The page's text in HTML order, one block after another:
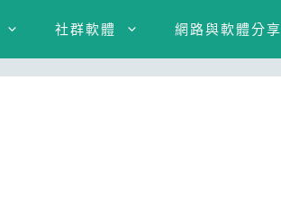
社群軟體 網路與軟體分享